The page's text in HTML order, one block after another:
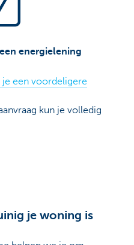
energielening
een voordeligere
kun je volledig
je woning is